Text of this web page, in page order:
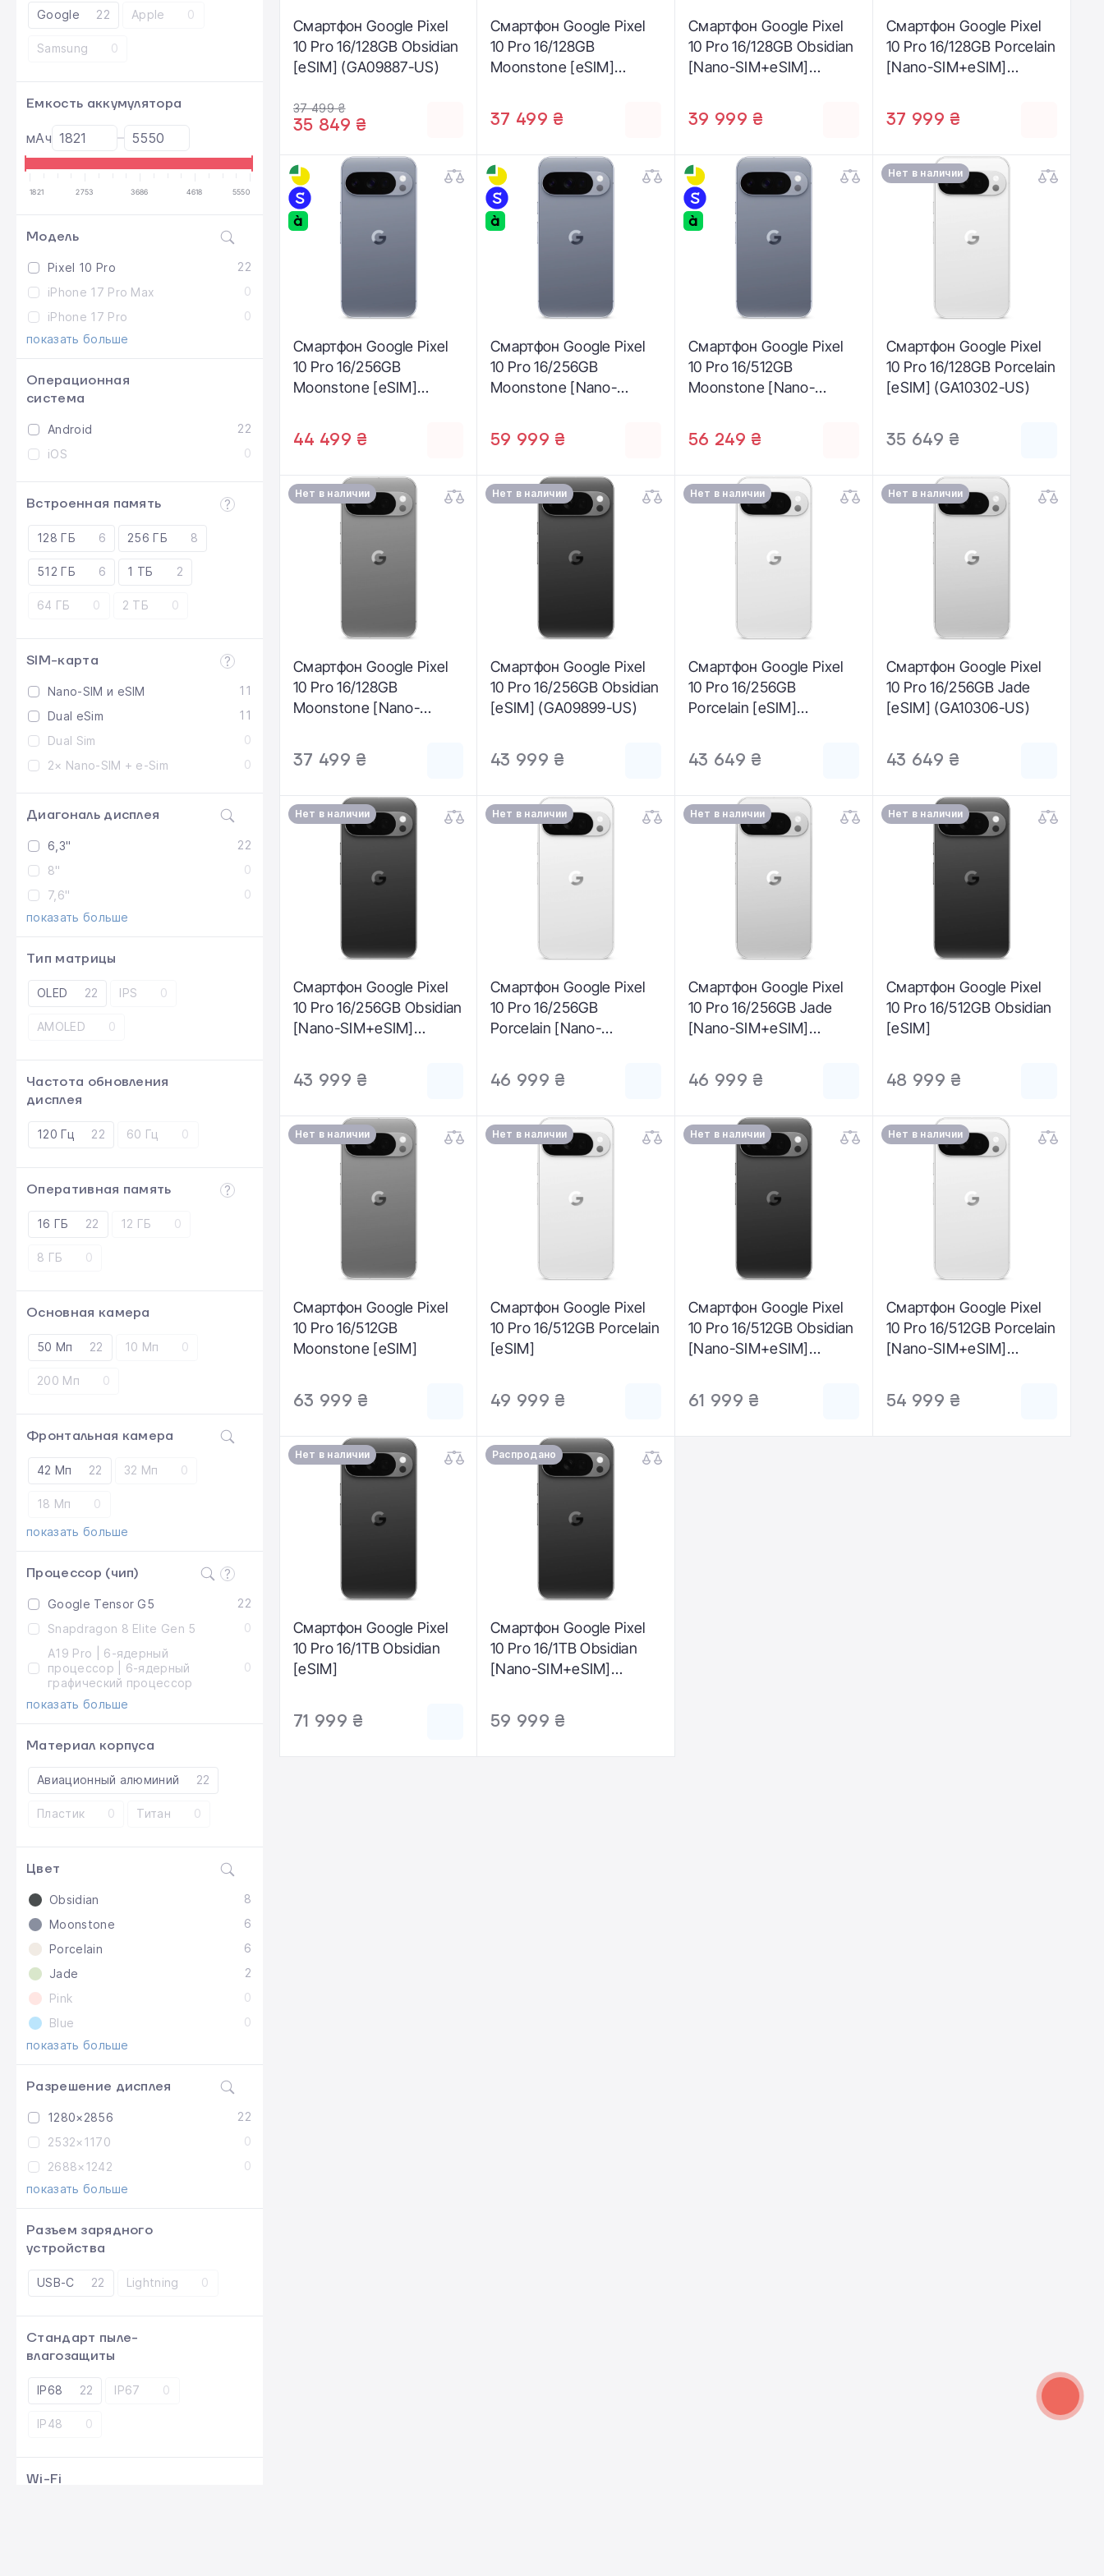
Google 22 Apple 0
Samsung 0
Емкость аккумулятора
мАч
1821 2753 3686 4618 5550
Модель
Pixel 10 Pro
22
iPhone 17 Pro Max
0
iPhone 17 Pro
0
показать больше
Операционная
система
Android
22
iOS
0
Встроенная память
128 ГБ 6 256 ГБ 8
512 ГБ 6 1 ТБ 2
64 ГБ 0 2 ТБ 0
SIM-карта
Nano-SIM и eSIM
11
Dual eSim
11
Dual Sim
0
2× Nano-SIM + e-Sim
0
Диагональ дисплея
6,3"
22
8"
0
7,6"
0
показать больше
Тип матрицы
OLED 22 IPS 0
AMOLED 0
Частота обновления
дисплея
120 Гц 22 60 Гц 0
Оперативная память
16 ГБ 22 12 ГБ 0
8 ГБ 0
Основная камера
50 Мп 22 10 Мп 0
200 Мп 0
Фронтальная камера
42 Мп 22 32 Мп 0
18 Мп
0
показать больше
Процессор (чип)
Google Tensor G5
22
Snapdragon 8 Elite Gen 5
0
A19 Pro | 6-ядерный
процессор | 6-ядерный
графический процессор
0
показать больше
Материал корпуса
Авиационный алюминий 22
Пластик 0 Титан 0
Цвет
Obsidian
8
Moonstone
6
Porcelain
6
Jade
2
Pink
0
Blue
0
показать больше
Разрешение дисплея
1280×2856
22
2532×1170
0
2688×1242
0
показать больше
Разъем зарядного
устройства
USB-C 22 Lightning 0
Стандарт пыле-
влагозащиты
IP68 22 IP67 0
IP48 0
Wi-Fi
Смартфон Google Pixel
10 Pro 16/128GB Obsidian
[eSIM] (GA09887-US)
37 499 ₴
35 849 ₴
Смартфон Google Pixel
10 Pro 16/128GB
Moonstone [eSIM]
37 499 ₴
Смартфон Google Pixel
10 Pro 16/128GB Obsidian
[Nano-SIM+eSIM]
39 999 ₴
Смартфон Google Pixel
10 Pro 16/128GB Porcelain
[Nano-SIM+eSIM]
37 999 ₴
Смартфон Google Pixel
10 Pro 16/256GB
Moonstone [eSIM]
44 499 ₴
Смартфон Google Pixel
10 Pro 16/256GB
Moonstone [Nano-
59 999 ₴
Смартфон Google Pixel
10 Pro 16/512GB
Moonstone [Nano-
56 249 ₴
Нет в наличии
Смартфон Google Pixel
10 Pro 16/128GB Porcelain
[eSIM] (GA10302-US)
35 649 ₴
Нет в наличии
Смартфон Google Pixel
10 Pro 16/128GB
Moonstone [Nano-
37 499 ₴
Нет в наличии
Смартфон Google Pixel
10 Pro 16/256GB Obsidian
[eSIM] (GA09899-US)
43 999 ₴
Нет в наличии
Смартфон Google Pixel
10 Pro 16/256GB
Porcelain [eSIM]
43 649 ₴
Нет в наличии
Смартфон Google Pixel
10 Pro 16/256GB Jade
[eSIM] (GA10306-US)
43 649 ₴
Нет в наличии
Смартфон Google Pixel
10 Pro 16/256GB Obsidian
[Nano-SIM+eSIM]
43 999 ₴
Нет в наличии
Смартфон Google Pixel
10 Pro 16/256GB
Porcelain [Nano-
46 999 ₴
Нет в наличии
Смартфон Google Pixel
10 Pro 16/256GB Jade
[Nano-SIM+eSIM]
46 999 ₴
Нет в наличии
Смартфон Google Pixel
10 Pro 16/512GB Obsidian
[eSIM]
48 999 ₴
Нет в наличии
Смартфон Google Pixel
10 Pro 16/512GB
Moonstone [eSIM]
63 999 ₴
Нет в наличии
Смартфон Google Pixel
10 Pro 16/512GB Porcelain
[eSIM]
49 999 ₴
Нет в наличии
Смартфон Google Pixel
10 Pro 16/512GB Obsidian
[Nano-SIM+eSIM]
61 999 ₴
Нет в наличии
Смартфон Google Pixel
10 Pro 16/512GB Porcelain
[Nano-SIM+eSIM]
54 999 ₴
Нет в наличии
Смартфон Google Pixel
10 Pro 16/1TB Obsidian
[eSIM]
71 999 ₴
Распродано
Смартфон Google Pixel
10 Pro 16/1TB Obsidian
[Nano-SIM+eSIM]
59 999 ₴